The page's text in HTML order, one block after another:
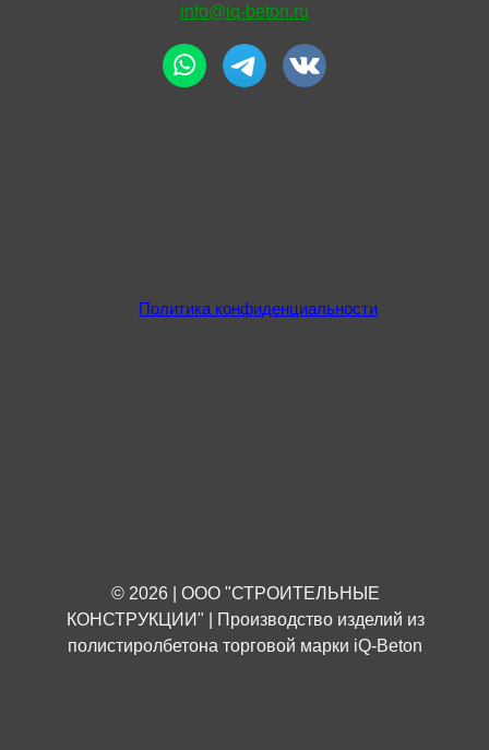
info@iq-beton.ru
© 2026 | ООО "СТРОИТЕЛЬНЫЕ
КОНСТРУКЦИИ" | Производство изделий из
полистиролбетона торговой марки iQ-Beton
Политика конфиденциальности